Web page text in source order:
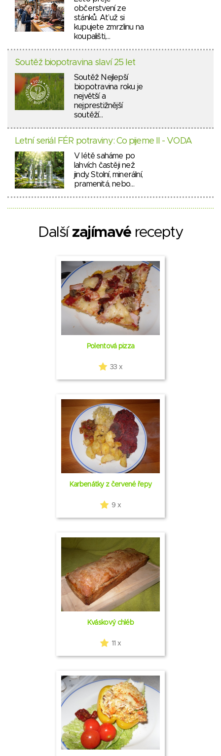
občerstvení ze
stánků. Ať už si
kupujete zmrzlinu na
koupališti,…
Soutěž biopotravina slaví 25 let
Soutěž Nejlepší
biopotravina roku je
největší a
nejprestižnější
soutěží…
Letní seriál FÉR potraviny: Co pijeme II - VODA
V létě saháme po
lahvích častěji než
jindy. Stolní, minerální,
pramenitá, nebo…
Další zajímavérecepty
Polentová pizza
33 x
Karbenátky z červené řepy
9 x
Kváskový chléb
11 x